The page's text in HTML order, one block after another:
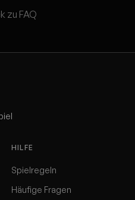
zu FAQ
HILFE
Spielregeln
Häufige Fragen